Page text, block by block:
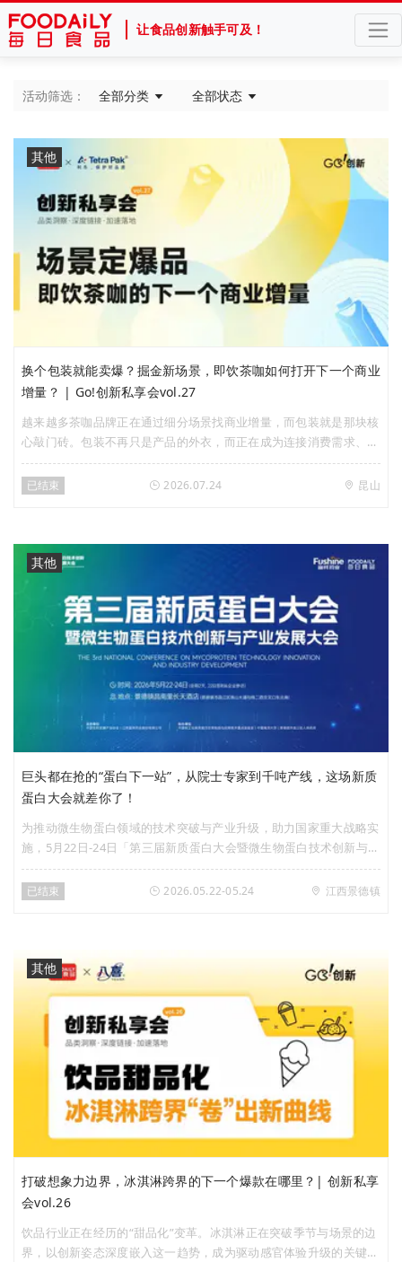
让食品创新触手可及！
活动筛选： 全部分类 全部状态
其他
换个包装就能卖爆？掘金新场景，即饮茶咖如何打开下一个商业
增量？ | Go!创新私享会vol.27
越来越多茶咖品牌正在通过细分场景找商业增量，而包装就是那块核
心敲门砖。包装不再只是产品的外衣，而正在成为连接消费需求、重
塑消费场景、创造商业增量的重要载体。在此背景下，Foodaily于7
月24日（周五）携手国际包装企业利乐，特别策划「场景定爆品，即
来看，还有哪些已经被验证的增长方向？功能化、养生化、新鲜体
验，将如何重构下一代即饮茶咖产品？品牌如何通过产品、工艺与包
品牌兼顾体验价值与商业价值？
已结束 2026.07.24 昆山
其他
巨头都在抢的“蛋白下一站”，从院士专家到千吨产线，这场新质
蛋白大会就差你了！
为推动微生物蛋白领域的技术突破与产业升级，助力国家重大战略实
施，5月22日-24日「第三届新质蛋白大会暨微生物蛋白技术创新与产
业发展大会」在江西省景德镇市召开。Foodaily联合富祥股份深度参
与策划该专题内容，全力助推蛋白创新赛道的发展，深入探讨新质蛋
已结束 2026.05.22-05.24 江西景德镇
其他
打破想象力边界，冰淇淋跨界的下一个爆款在哪里？| 创新私享
会vol.26
饮品行业正在经历的“甜品化”变革。冰淇淋正在突破季节与场景的边
界，以创新姿态深度嵌入这一趋势，成为驱动感官体验升级的关键变